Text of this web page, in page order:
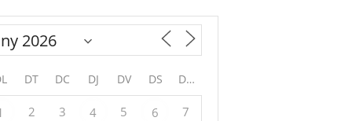
DT DC DJ DV DS DG
2 3 4 5 6 7